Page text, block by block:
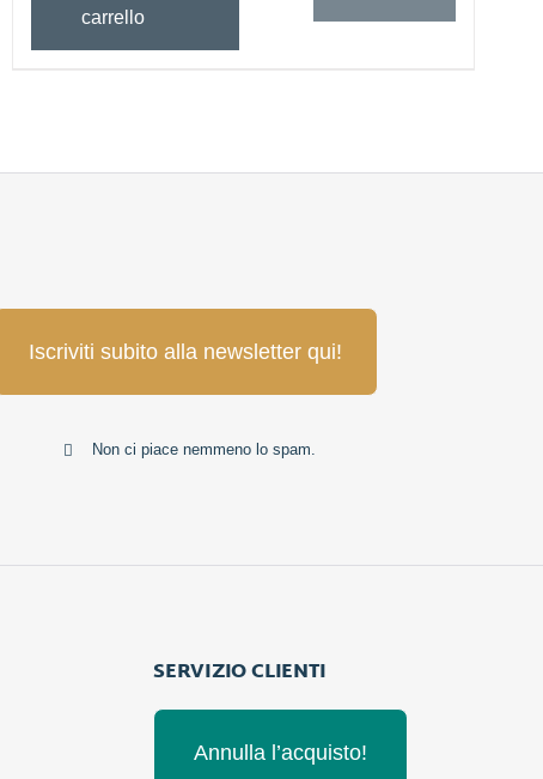
carrello
Iscriviti subito alla newsletter qui!
Non ci piace nemmeno lo spam.
SERVIZIO CLIENTI
Annulla l’acquisto!